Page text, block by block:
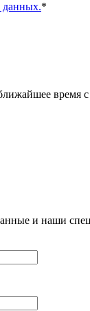
данных.*
время
и наши